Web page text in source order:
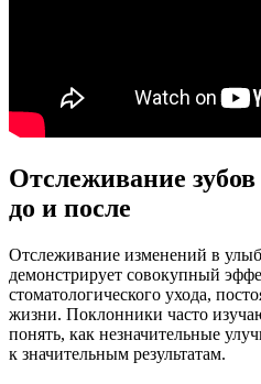
Отслеживание
до и после
Отслеживание изменений в
демонстрирует совокупный
стоматологического ухода,
жизни. Поклонники часто
понять, как незначительные
к значительным результатам.